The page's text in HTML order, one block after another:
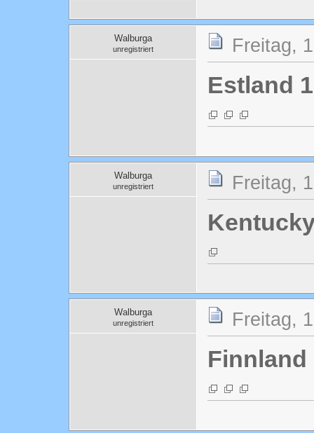
Walburga
unregistriert Freitag,
Estland 1
Walburga
unregistriert Freitag,
Walburga
unregistriert Freitag,
Finnland